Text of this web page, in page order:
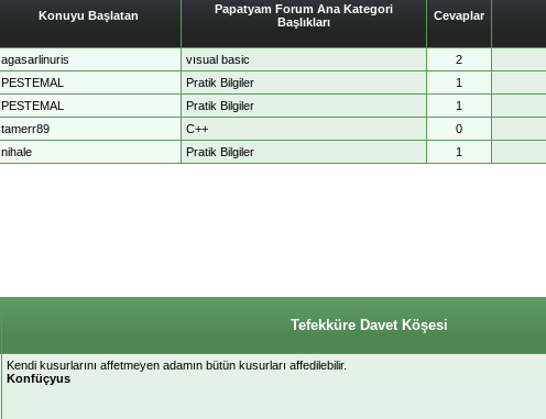
Konuyu Başlatan
Papatyam Forum Ana Kategori
Başlıkları
Cevaplar
agasarlinuris vısual basic 2
PESTEMAL Pratik Bilgiler 1
PESTEMAL Pratik Bilgiler 1
tamerr89 C++ 0
nihale Pratik Bilgiler 1
Tefekküre Davet Köşesi
Kendi kusurlarını affetmeyen adamın bütün kusurları affedilebilir.
Konfüçyus